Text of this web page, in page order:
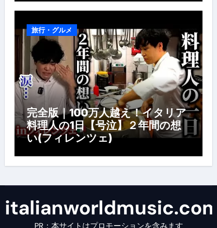
旅行・グルメ
完全版｜100万人越え！イタリア
料理人の1日【号泣】２年間の想
い(フィレンツェ)
PR：本サイトはプロモーションを含みます